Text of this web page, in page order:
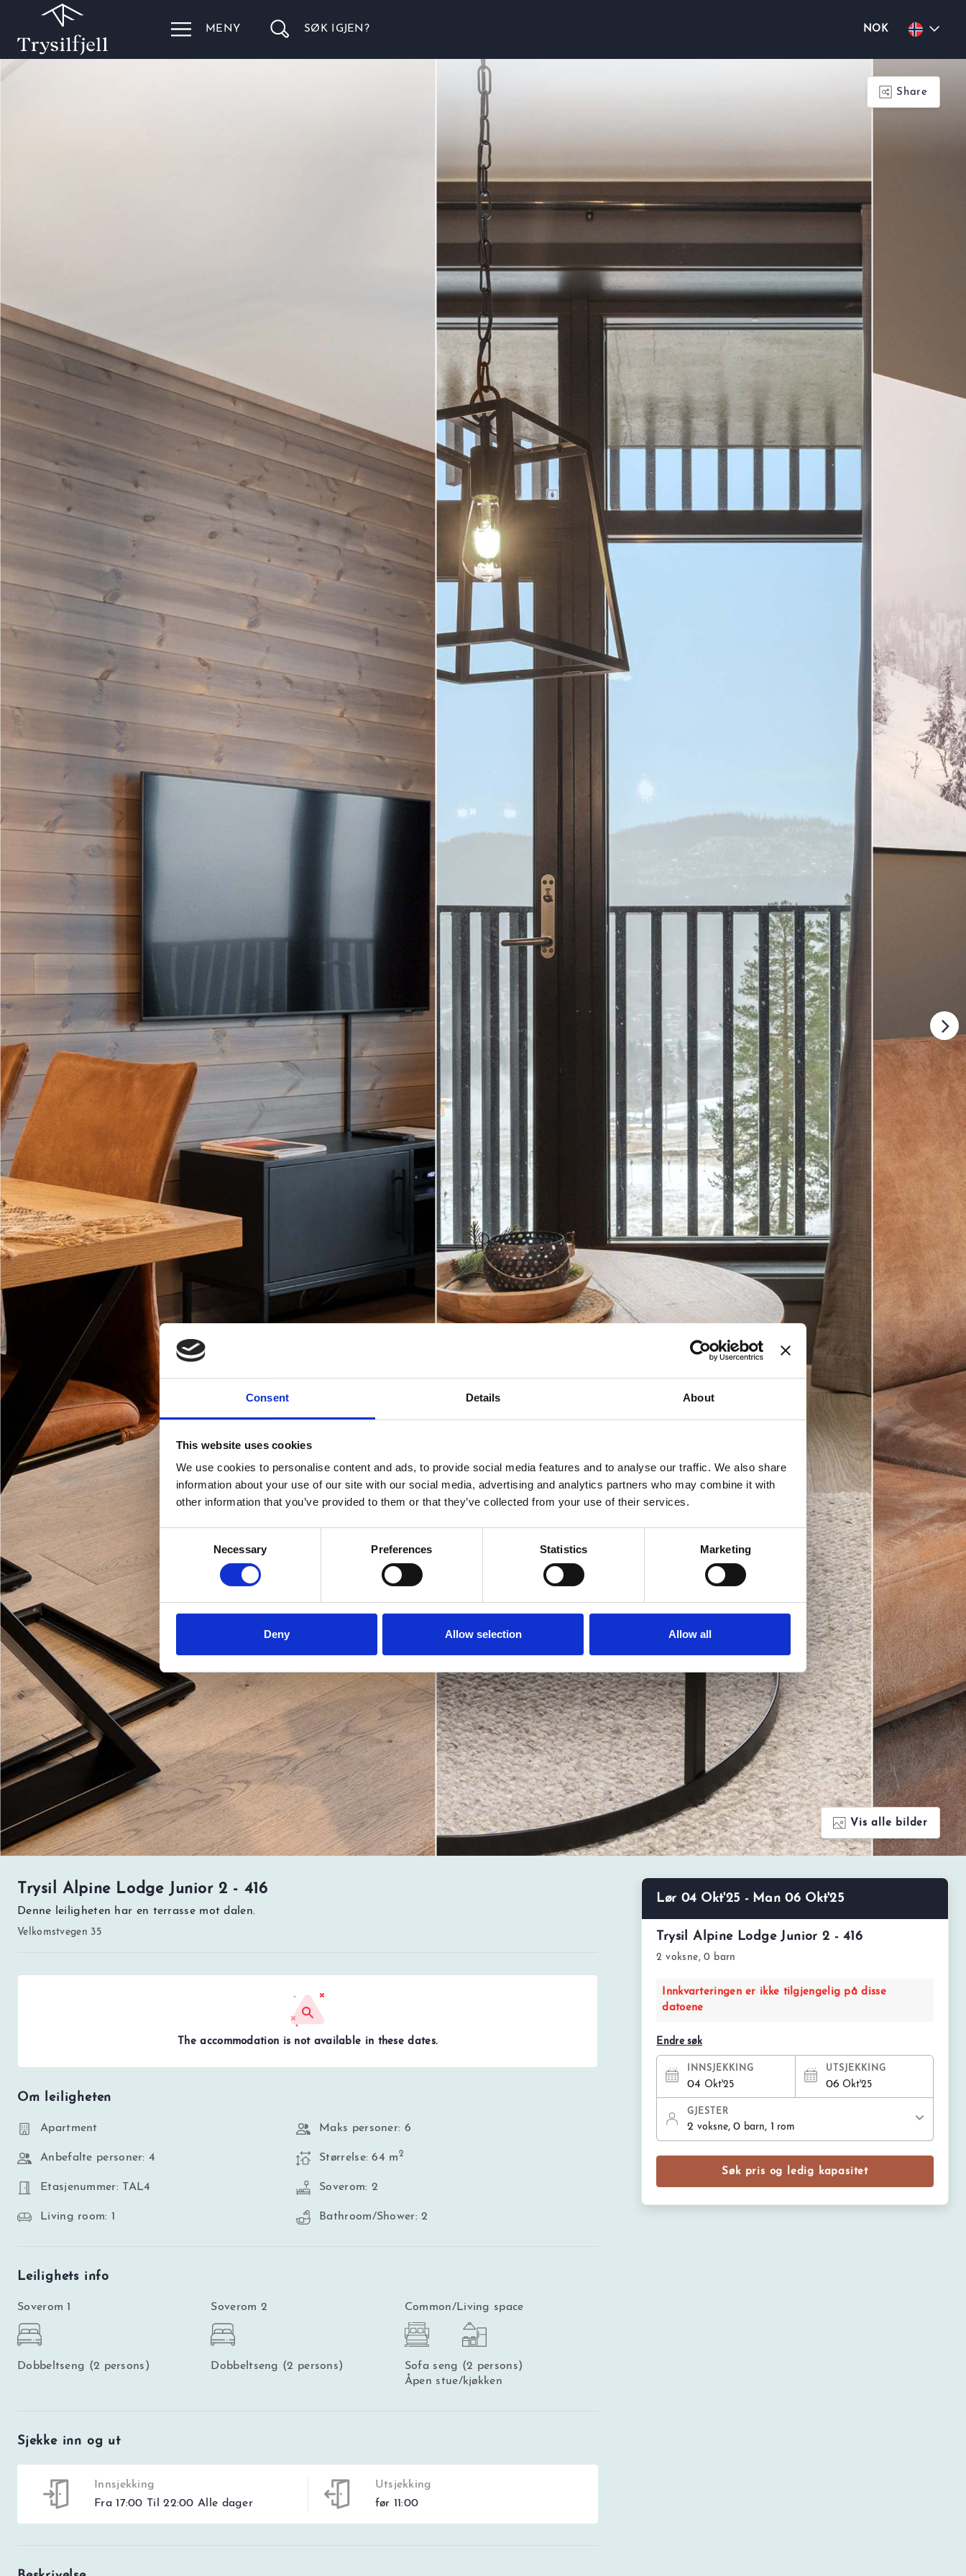
Consent Details About
This website uses cookies
We use cookies to personalise content and ads, to provide social media features and to analyse our traffic. We also share
information about your use of our site with our social media, advertising and analytics partners who may combine it with
other information that you’ve provided to them or that they’ve collected from your use of their services.
Necessary Preferences Statistics Marketing
Deny Allow selection Allow all
MENY SØK IGJEN? NOK
Share
Vis alle bilder
Trysil Alpine Lodge Junior 2 - 416
Denne leiligheten har en terrasse mot dalen.
Velkomstvegen 35
The accommodation is not available in these dates.
Om leiligheten
Apartment Maks personer: 6
Anbefalte personer: 4 Størrelse: 64 m2
Etasjenummer: TAL4 Soverom: 2
Living room: 1 Bathroom/Shower: 2
Leilighets info
Soverom 1
Dobbeltseng (2 persons)
Soverom 2
Dobbeltseng (2 persons)
Common/Living space
Sofa seng (2 persons)
Åpen stue/kjøkken
Sjekke inn og ut
Innsjekking
Fra 17:00 Til 22:00 Alle dager
Utsjekking
før 11:00
Lør 04 Okt'25 - Man 06 Okt'25
Trysil Alpine Lodge Junior 2 - 416
2 voksne, 0 barn
Innkvarteringen er ikke tilgjengelig på disse
datoene
Endre søk
INNSJEKKING
04Okt'25
UTSJEKKING
06Okt'25
GJESTER
2voksne, 0 barn, 1 rom
Søk pris og ledig kapasitet